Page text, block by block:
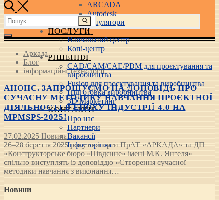
ARCADA
Autodesk
3D маніпулятори
ПОСЛУГИ
Навчальний центр
Копі-центр
РІШЕННЯ
CAD/CAM/CAE/PDM для проєктування та
виробництва
Fusion для проєктування та виробництва
Підготовка виробництва
3D Маркетинг
КОНТАКТИ
Про нас
Партнери
Вакансії
Інфосторінка
Пошук:
Аркада
Блог
інформаційні технології
АНОНС. ЗАПРОШУЄМО НА ДОПОВІДЬ ПРО
СУЧАСНУ МЕТОДИКУ НАВЧАННЯ ПРОЄКТНОЇ
ДІЯЛЬНОСТІ В ЕПОХУ ІНДУСТРІЇ 4.0 НА
MPMSPS-2025!
27.02.2025 Новина
26–28 березня 2025 року експерти ПрАТ «АРКАДА» та ДП
«Конструкторське бюро «Південне» імені М.К. Янгеля»
спільно виступлять із доповіддю «Створення сучасної
методики навчання з виконання…
Новини